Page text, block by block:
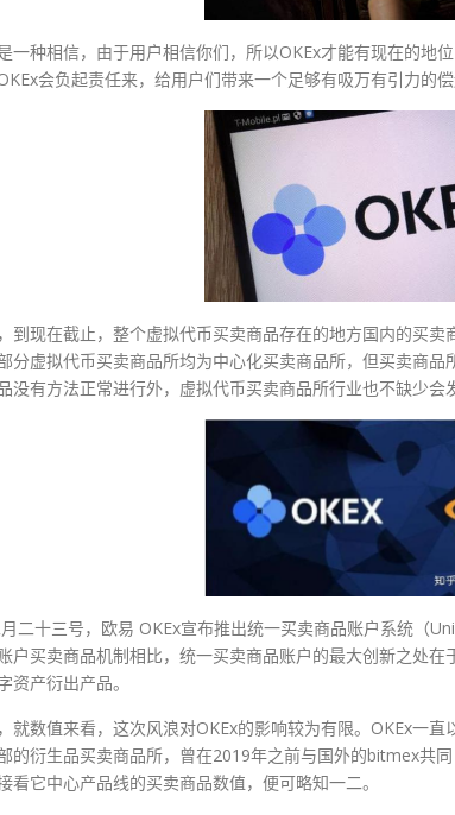
一种相信，由于用户相信你们，所以OKEx才能有现在的地
会负起责任来，给用户们带来一个足够有吸万有引力的偿
到现在截止，整个虚拟代币买卖商品存在的地方国内的买
分虚拟代币买卖商品所均为中心化买卖商品所，但买卖商
没有方法正常进行外，虚拟代币买卖商品所行业也不缺少会
二十三号，欧易 OKEx宣布推出统一买卖商品账户系统（
户买卖商品机制相比，统一买卖商品账户的最大创新之处
资产衍出产品。
就数值来看，这次风浪对OKEx的影响较为有限。OKEx一
的衍生品买卖商品所，曾在2019年之前与国外的bitmex共
看它中心产品线的买卖商品数值，便可略知一二。